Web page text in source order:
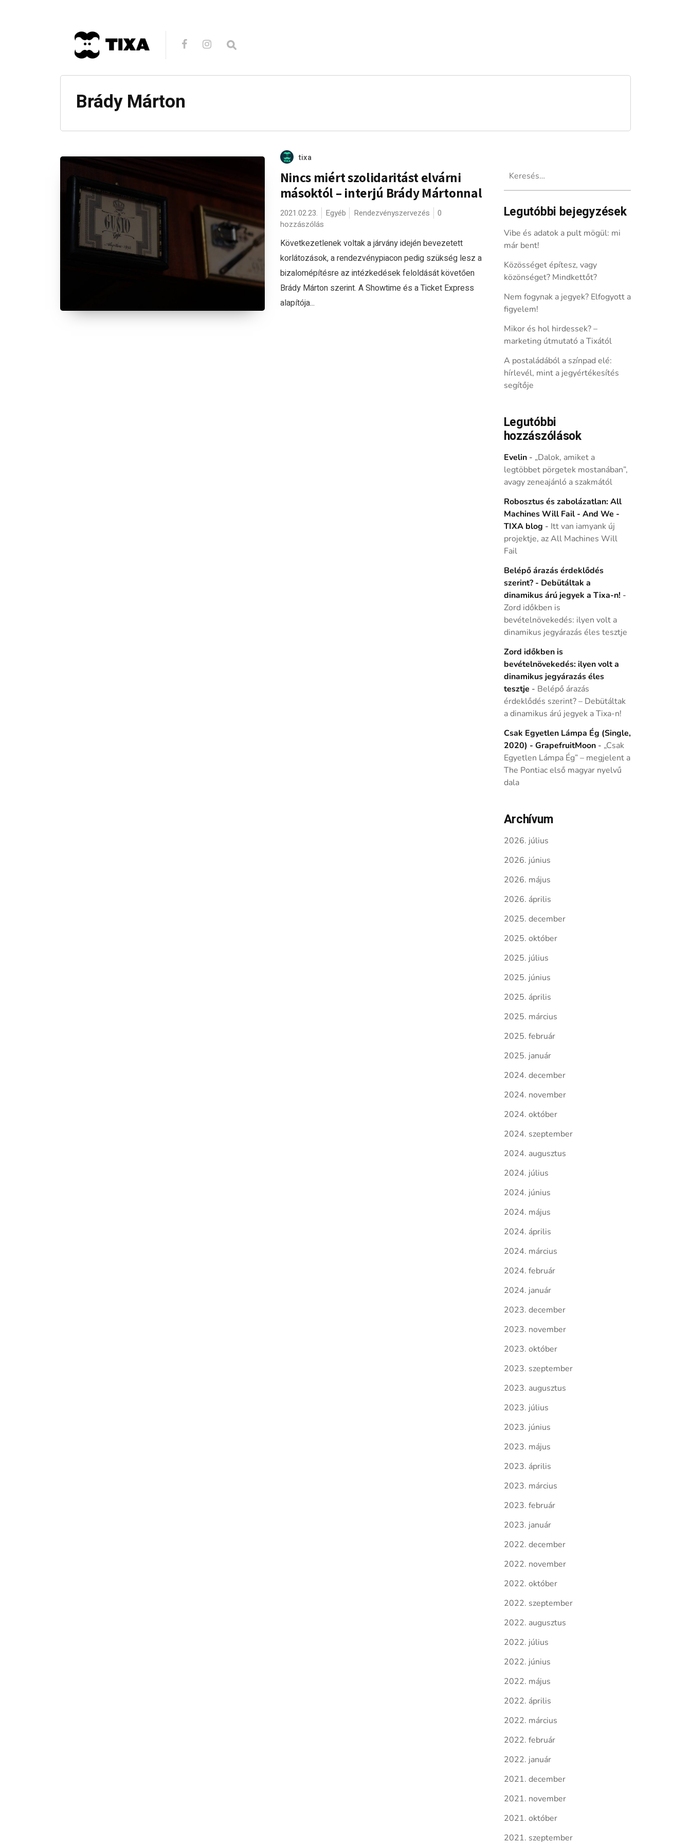
Brády Márton
tixa
Nincs miért szolidaritást elvárni
másoktól – interjú Brády Mártonnal
2021.02.23. Egyéb Rendezvényszervezés
0
hozzászólás
Következetlenek voltak a járvány idején bevezetett
korlátozások, a rendezvénypiacon pedig szükség lesz a
bizalomépítésre az intézkedések feloldását követően
Brády Márton szerint. A Showtime és a Ticket Express
alapítója...
Legutóbbi bejegyzések
Vibe és adatok a pult mögül: mi
már bent!
Közösséget építesz, vagy
közönséget? Mindkettőt?
Nem fogynak a jegyek? Elfogyott a
figyelem!
Mikor és hol hirdessek? –
marketing útmutató a Tixától
A postaládából a színpad elé:
hírlevél, mint a jegyértékesítés
segítője
Legutóbbi
hozzászólások
Evelin- „Dalok, amiket a
legtöbbet pörgetek mostanában”,
avagy zeneajánló a szakmától
Robosztus és zabolázatlan: All
Machines Will Fail - And We -
TIXA blog - Itt van iamyank új
projektje, az All Machines Will
Fail
Belépő árazás érdeklődés
szerint? - Debütáltak a
dinamikus árú jegyek a Tixa-n! -
Zord időkben is
bevételnövekedés: ilyen volt a
dinamikus jegyárazás éles tesztje
Zord időkben is
bevételnövekedés: ilyen volt a
dinamikus jegyárazás éles
tesztje - Belépő árazás
érdeklődés szerint? – Debütáltak
a dinamikus árú jegyek a Tixa-n!
Csak Egyetlen Lámpa Ég (Single,
2020) - GrapefruitMoon- „Csak
Egyetlen Lámpa Ég” – megjelent a
The Pontiac első magyar nyelvű
dala
Archívum
2026. július
2026. június
2026. május
2026. április
2025. december
2025. október
2025. július
2025. június
2025. április
2025. március
2025. február
2025. január
2024. december
2024. november
2024. október
2024. szeptember
2024. augusztus
2024. július
2024. június
2024. május
2024. április
2024. március
2024. február
2024. január
2023. december
2023. november
2023. október
2023. szeptember
2023. augusztus
2023. július
2023. június
2023. május
2023. április
2023. március
2023. február
2023. január
2022. december
2022. november
2022. október
2022. szeptember
2022. augusztus
2022. július
2022. június
2022. május
2022. április
2022. március
2022. február
2022. január
2021. december
2021. november
2021. október
2021. szeptember